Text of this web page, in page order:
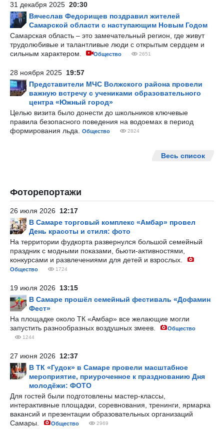
31 декабря 2025 20:30
Вячеслав Федорищев поздравил жителей
Самарской области с наступающим Новым Годом
Самарская область – это замечательный регион, где живут
трудолюбивые и талантливые люди с открытым сердцем и
сильным характером.
Общество 2651
28 ноября 2025 19:57
Представители МЧС Волжского района провели
важную встречу с учениками образовательного
центра «Южный город»
Целью визита было донести до школьников ключевые
правила безопасного поведения на водоемах в период
формирования льда.
Общество 2824
Весь список
Фоторепортажи
26 июля 2026 12:17
В Самаре торговый комплекс «Амбар» провел
День красоты и стиля: фото
На территории фудкорта развернулся большой семейный
праздник с модными показами, бьюти-активностями,
конкурсами и развлечениями для детей и взрослых.
Общество 1724
19 июля 2026 13:15
В Самаре прошёл семейный фестиваль «Дофамин
Фест»
На площадке около ТК «Амбар» все желающие могли
запустить разнообразных воздушных змеев.
Общество
1244
27 июня 2026 12:37
В ТК «Гудок» в Самаре провели масштабное
мероприятие, приуроченное к празднованию Дня
молодёжи: ФОТО
Для гостей были подготовлены мастер-классы,
интерактивные площадки, соревнования, тренинги, ярмарка
вакансий и презентации образовательных организаций
Самары.
Общество 2969